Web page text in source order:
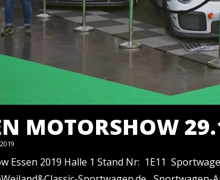
MOTORSHOW
Essen 2019 Halle 1 Stand Nr: 1E11